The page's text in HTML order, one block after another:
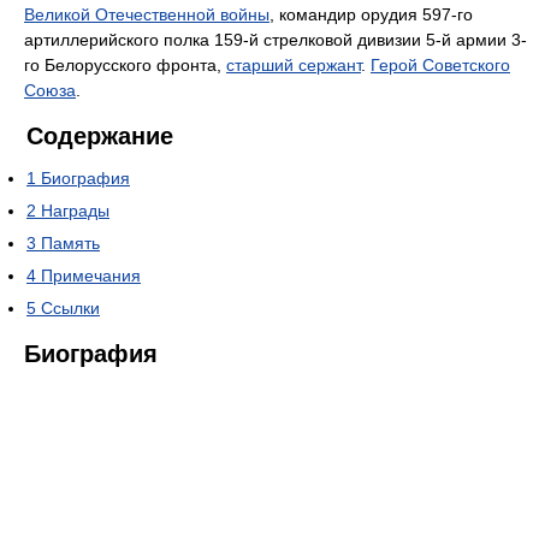
Великой Отечественной войны , командир орудия 597-го
артиллерийского полка 159-й стрелковой дивизии 5-й армии 3-
го Белорусского фронта, старший сержант. Герой Советского
Союза
Содержание
1 Биография
2 Награды
3 Память
4 Примечания
5 Ссылки
Биография